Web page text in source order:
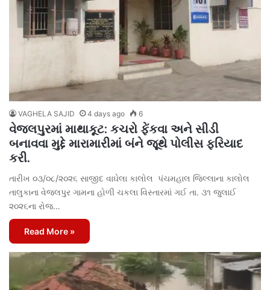
VAGHELA SAJID 4 days ago 6
વેજલપુરમાં માથાકૂટ: કચરો ફેંકવા અને સીડી
બનાવવા મુદ્દે મારામારીમાં બંને જૂથે પોલીસ ફરિયાદ
કરી.
તારીખ ૦૩/૦૮/૨૦૨૬ સાજીદ વાઘેલા કાલોલ પંચમહાલ જિલ્લાના કાલોલ
તાલુકાના વેજલપુર ગામના હોળી ચકલા વિસ્તારમાં ગઈ તા. ૩૧ જુલાઈ
૨૦૨૬ના રોજ…
Read More »